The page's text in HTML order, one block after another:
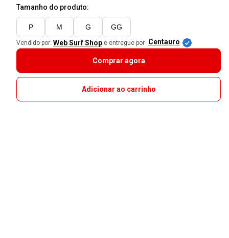
Tamanho do produto:
P M G GG
Vendido por: Web Surf Shop e entregue por Centauro
Comprar agora
Adicionar ao carrinho